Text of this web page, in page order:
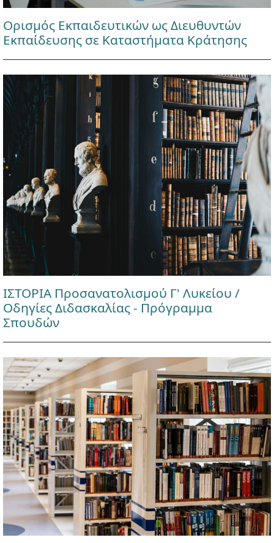
Ορισμός Εκπαιδευτικών ως Διευθυντών
Εκπαίδευσης σε Καταστήματα Κράτησης
ΙΣΤΟΡΙΑ Προσανατολισμού Γ' Λυκείου /
Οδηγίες Διδασκαλίας - Πρόγραμμα
Σπουδών